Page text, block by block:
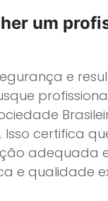
um
e
Isso certifica
adequada
e qualidade